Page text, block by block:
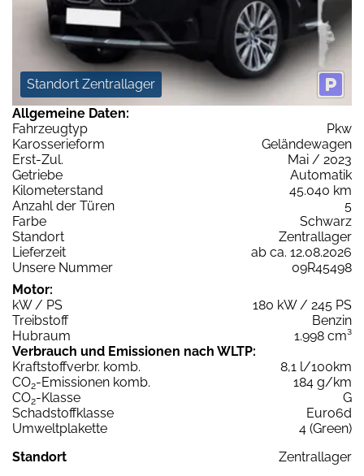
Standort Zentrallager
Allgemeine Daten:
Fahrzeugtyp
Pkw
Karosserieform
Geländewagen
Erst-Zul.
Mai / 2023
Getriebe
Automatik
Kilometerstand
45.040 km
Anzahl der Türen
5
Farbe
Schwarz
Standort
Zentrallager
Lieferzeit
ab ca. 12.08.2026
Unsere Nummer
09R45498
Motor:
kW / PS
180 kW / 245 PS
Treibstoff
Benzin
Hubraum
1.998 cm³
Verbrauch und Emissionen nach WLTP:
Kraftstoffverbr. komb.
8,1 l/100km
CO2-Emissionen komb.
184 g/km
CO2-Klasse
G
Schadstoffklasse
Euro6d
Umweltplakette
4 (Green)
Standort
Zentrallager